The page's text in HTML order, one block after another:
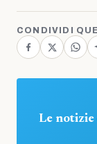
CONDIVIDI
Le